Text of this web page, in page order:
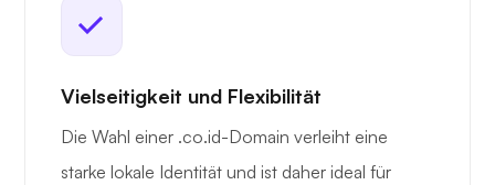
Vielseitigkeit und Flexibilität
Die Wahl einer .co.id-Domain verleiht eine
starke lokale Identität und ist daher ideal für